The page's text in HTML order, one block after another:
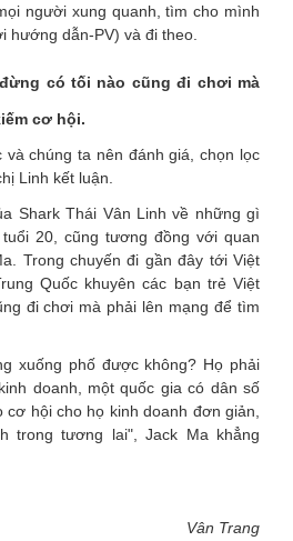
người xung quanh, tìm cho mình
hướng dẫn-PV) và đi theo.
có tối nào cũng đi chơi mà
cơ hội.
và chúng ta nên đánh giá, chọn lọc
Linh kết luận.
Shark Thái Vân Linh về những gì
20, cũng tương đồng với quan
Trong chuyến đi gần đây tới Việt
Quốc khuyên các bạn trẻ Việt
đi chơi mà phải lên mạng để tìm
xuống phố được không? Họ phải
doanh, một quốc gia có dân số
cơ hội cho họ kinh doanh đơn giản,
trong tương lai", Jack Ma khẳng
Vân Trang